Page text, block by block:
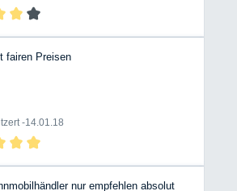
fairen Preisen
-14.01.18
nur empfehlen absolut